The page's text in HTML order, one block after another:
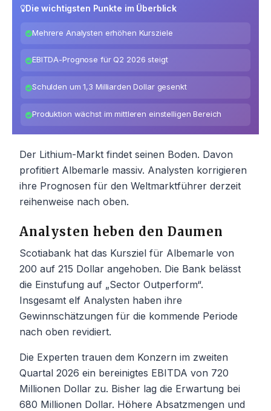
Die wichtigsten Punkte im Überblick
Mehrere Analysten erhöhen Kursziele
EBITDA-Prognose für Q2 2026 steigt
Schulden um 1,3 Milliarden Dollar gesenkt
Produktion wächst im mittleren einstelligen Bereich
Der Lithium-Markt findet seinen Boden. Davon
profitiert Albemarle massiv. Analysten korrigieren
ihre Prognosen für den Weltmarktführer derzeit
reihenweise nach oben.
Analysten heben den Daumen
Scotiabank hat das Kursziel für Albemarle von
200 auf 215 Dollar angehoben. Die Bank belässt
die Einstufung auf „Sector Outperform“.
Insgesamt elf Analysten haben ihre
Gewinnschätzungen für die kommende Periode
nach oben revidiert.
Die Experten trauen dem Konzern im zweiten
Quartal 2026 ein bereinigtes EBITDA von 720
Millionen Dollar zu. Bisher lag die Erwartung bei
680 Millionen Dollar. Höhere Absatzmengen und